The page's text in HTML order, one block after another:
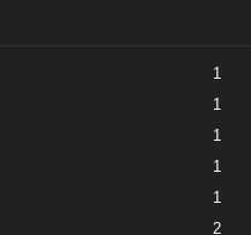
1
1
1
1
1
2